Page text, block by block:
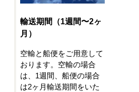
輸送期間（1週間〜2ヶ
月）
空輸と船便をご用意して
おります。空輸の場合
は、1週間、船便の場合
は2ヶ月輸送期間をいた